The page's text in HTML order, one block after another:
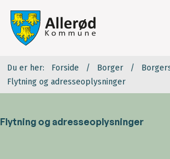
Du er her: Forside Borger
Flytning og adresseoplysninger
Flytning og adresseoplysninger